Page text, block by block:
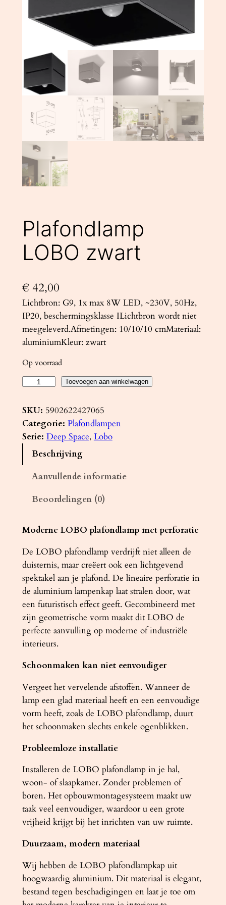
Plafondlamp
LOBO zwart
€ 42,00
Lichtbron: G9, 1x max 8W LED, ~230V, 50Hz,
IP20, beschermingsklasse ILichtbron wordt niet
meegeleverd.Afmetingen: 10/10/10 cmMateriaal:
aluminiumKleur: zwart
Op voorraad
a
f
o
L
B
O
z
w
a
r
t
a
n
t
a
l
Toevoegen aan winkelwagen
SKU: 5902622427065
Categorie: Plafondlampen
Serie: Deep Space, Lobo
Beschrijving
Aanvullende informatie
Beoordelingen (0)
Moderne LOBO plafondlamp met perforatie
De LOBO plafondlamp verdrijft niet alleen de
duisternis, maar creëert ook een lichtgevend
spektakel aan je plafond. De lineaire perforatie in
de aluminium lampenkap laat stralen door, wat
een futuristisch effect geeft. Gecombineerd met
zijn geometrische vorm maakt dit LOBO de
perfecte aanvulling op moderne of industriële
interieurs.
Schoonmaken kan niet eenvoudiger
Vergeet het vervelende afstoffen. Wanneer de
lamp een glad materiaal heeft en een eenvoudige
vorm heeft, zoals de LOBO plafondlamp, duurt
het schoonmaken slechts enkele ogenblikken.
Probleemloze installatie
Installeren de LOBO plafondlamp in je hal,
woon- of slaapkamer. Zonder problemen of
boren. Het opbouwmontagesysteem maakt uw
taak veel eenvoudiger, waardoor u een grote
vrijheid krijgt bij het inrichten van uw ruimte.
Duurzaam, modern materiaal
Wij hebben de LOBO plafondlampkap uit
hoogwaardig aluminium. Dit materiaal is elegant,
bestand tegen beschadigingen en laat je toe om